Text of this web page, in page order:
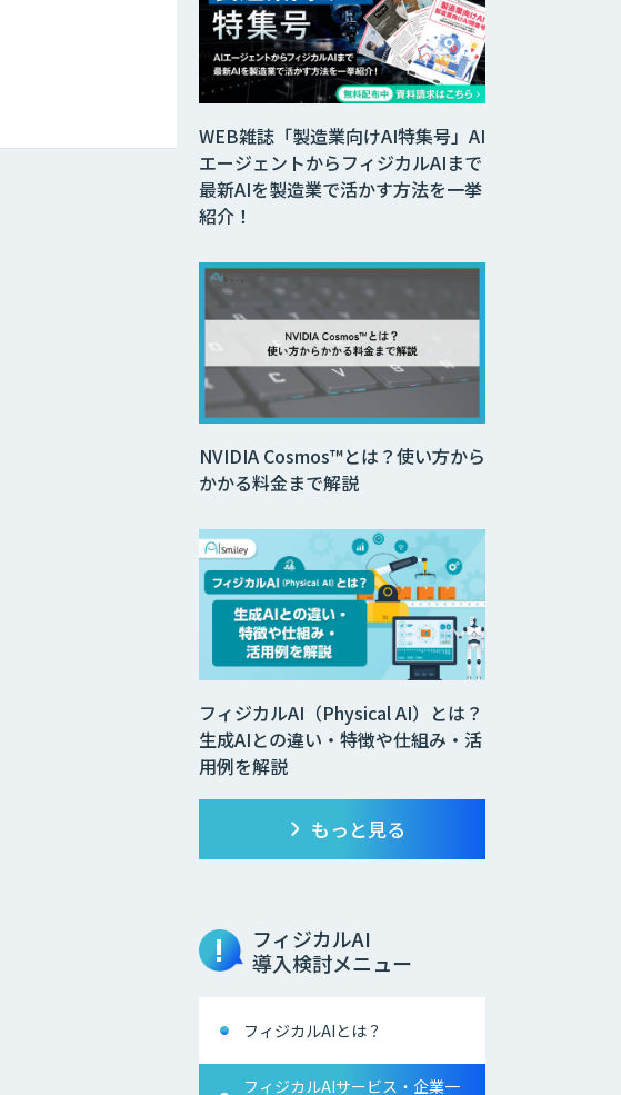
WEB雑誌「製造業向けAI特集号」AI
エージェントからフィジカルAIまで
最新AIを製造業で活かす方法を一挙
紹介！
NVIDIA Cosmos™とは？使い方から
かかる料金まで解説
フィジカルAI（Physical AI）とは？
生成AIとの違い・特徴や仕組み・活
用例を解説
もっと見る
フィジカルAI
導入検討メニュー
フィジカルAIとは？
フィジカルAIサービス・企業一